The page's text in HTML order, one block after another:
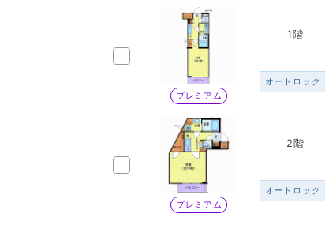
プレミアム
1階
オートロック
プレミアム
2階
オートロック